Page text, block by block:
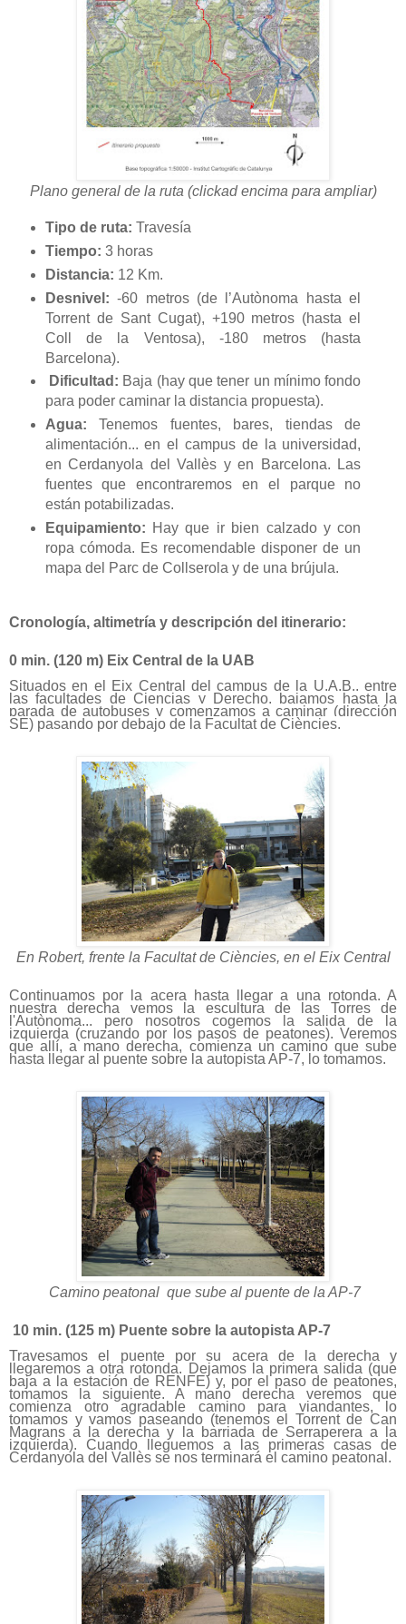
Plano general de la ruta (clickad encima para ampliar)
Tipo de ruta: Travesía
Tiempo: 3 horas
Distancia: 12 Km.
Desnivel: -60 metros(de l’Autònoma hasta el
Torrent de Sant Cugat), +190 metros (hasta el
Coll de la Ventosa), -180 metros (hasta
Barcelona).
Dificultad: Baja (hay que tener un mínimo fondo
para poder caminar la distancia propuesta).
Agua:
Tenemos fuentes, bares, tiendas de
alimentación... en el campus de la universidad,
en Cerdanyola del Vallès y en Barcelona. Las
fuentes que encontraremos en el parque no
están potabilizadas.
Equipamiento: Hay que ir bien calzado y con
ropa cómoda. Es recomendable disponer de un
mapa del Parc de Collserola y de una brújula.
Cronología, altimetría y descripción del itinerario:
0 min. (120 m) Eix Central de la UAB
Situados en el Eix Central delcampus de la U.A.B., entre
las facultades de Ciencias y Derecho, bajamos hasta la
parada de autobuses y comenzamos a caminar (dirección
SE) pasando por debajo de la Facultat de Ciències.
En Robert, frente la Facultat de Ciències, en el Eix Central
Continuamos por la acera hasta llegar a una rotonda. A
nuestra derecha vemos la escultura de las Torres de
l'Autònoma... pero nosotros cogemos la salida de la
izquierda (cruzando por los pasos de peatones). Veremos
que allí, a mano derecha, comienza un camino que sube
hasta llegar al puente sobre la autopista AP-7, lo tomamos.
Camino peatonal que sube al puente de la AP-7
10 min. (125 m) Puente sobre la autopista AP-7
Travesamos el puente por su acera de la derecha y
llegaremos a otra rotonda. Dejamos la primera salida (que
baja a la estación de RENFE) y, por el paso de peatones,
tomamos la siguiente. A mano derecha veremos que
comienza otro agradable camino para viandantes, lo
tomamos y vamos paseando (tenemos el Torrent de Can
Magrans a la derecha y la barriada de Serraperera a la
izquierda). Cuando lleguemos a las primeras casas de
Cerdanyola del Vallès se nos terminará el camino peatonal.